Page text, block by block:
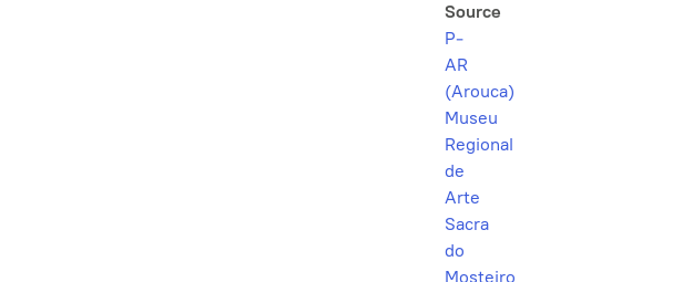
Source
P-
AR
(Arouca)
Museu
Regional
de
Arte
Sacra
do
Mosteiro